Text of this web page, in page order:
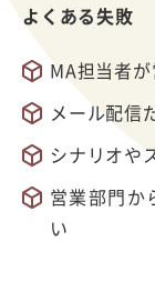
よくある失敗
MA担当者
メール配信
シナリオや
営業部門か
い